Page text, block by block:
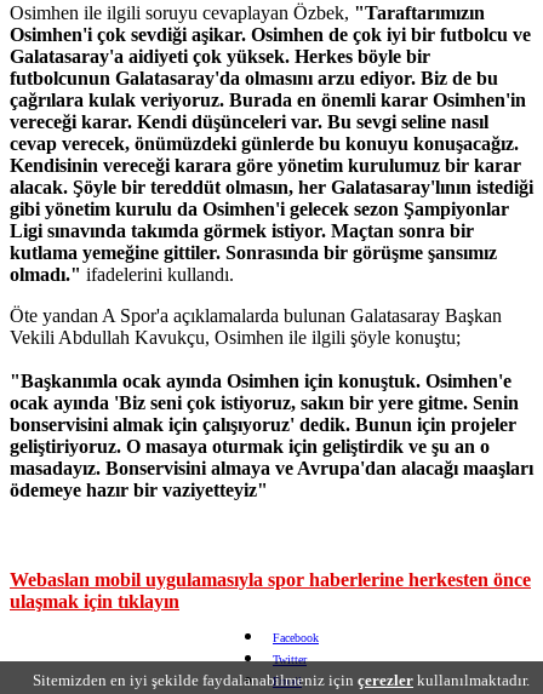
Osimhen ile ilgili soruyu cevaplayan Özbek, "Taraftarımızın
Osimhen'i çok sevdiği aşikar. Osimhen de çok iyi bir futbolcu ve
Galatasaray'a aidiyeti çok yüksek. Herkes böyle bir
futbolcunun Galatasaray'da olmasını arzu ediyor. Biz de bu
çağrılara kulak veriyoruz. Burada en önemli karar Osimhen'in
vereceği karar. Kendi düşünceleri var. Bu sevgi seline nasıl
cevap verecek, önümüzdeki günlerde bu konuyu konuşacağız.
Kendisinin vereceği karara göre yönetim kurulumuz bir karar
alacak. Şöyle bir tereddüt olmasın, her Galatasaray'lının istediği
gibi yönetim kurulu da Osimhen'i gelecek sezon Şampiyonlar
Ligi sınavında takımda görmek istiyor. Maçtan sonra bir
kutlama yemeğine gittiler. Sonrasında bir görüşme şansımız
olmadı." ifadelerini kullandı.
Öte yandan A Spor'a açıklamalarda bulunan Galatasaray Başkan
Vekili Abdullah Kavukçu, Osimhen ile ilgili şöyle konuştu;
"Başkanımla ocak ayında Osimhen için konuştuk. Osimhen'e
ocak ayında 'Biz seni çok istiyoruz, sakın bir yere gitme. Senin
bonservisini almak için çalışıyoruz' dedik. Bunun için projeler
geliştiriyoruz. O masaya oturmak için geliştirdik ve şu an o
masadayız. Bonservisini almaya ve Avrupa'dan alacağı maaşları
ödemeye hazır bir vaziyetteyiz"
Webaslan mobil uygulamasıyla spor haberlerine herkesten önce
ulaşmak için tıklayın
Facebook
Twitter
Email
Sitemizden en iyi şekilde faydalanabilmeniz için çerezler kullanılmaktadır.